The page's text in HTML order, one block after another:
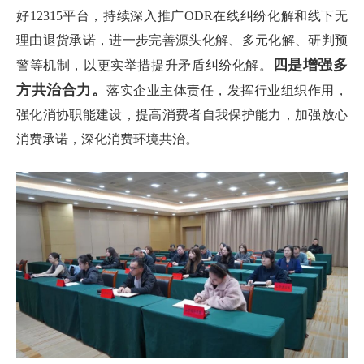
好12315平台，持续深入推广ODR在线纠纷化解和线下无
理由退货承诺，进一步完善源头化解、多元化解、研判预
警等机制，以更实举措提升矛盾纠纷化解。
四是增强多
方共治合力。落实企业主体责任，发挥行业组织作用，
强化消协职能建设，提高消费者自我保护能力，加强放心
消费承诺，深化消费环境共治。